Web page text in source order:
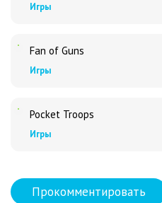
Игры
Fan of Guns
Игры
Pocket Troops
Игры
Прокомментировать